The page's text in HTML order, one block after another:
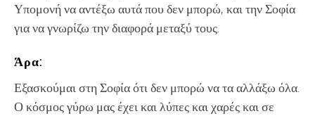
Υπομονή να αντέξω αυτά που δεν μπορώ, και την Σοφία
για να γνωρίζω την διαφορά μεταξύ τους.
Άρα:
Εξασκούμαι στη Σοφία ότι δεν μπορώ να τα αλλάξω όλα.
Ο κόσμος γύρω μας έχει και λύπες και χαρές και σε